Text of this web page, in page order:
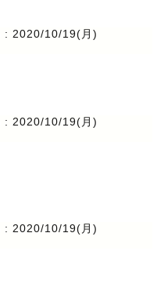
: 2020/10/19(月)
: 2020/10/19(月)
: 2020/10/19(月)